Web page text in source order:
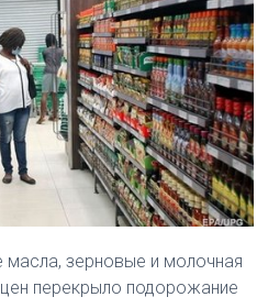
масла, зерновые и молочная
перекрыло подорожание